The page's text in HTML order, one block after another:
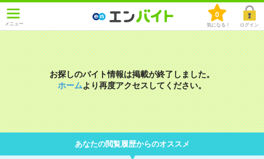
メニュー
0
気になる！ ログイン
お探しのバイト情報は掲載が終了しました。
ホームより再度アクセスしてください。
あなたの閲覧履歴からのオススメ